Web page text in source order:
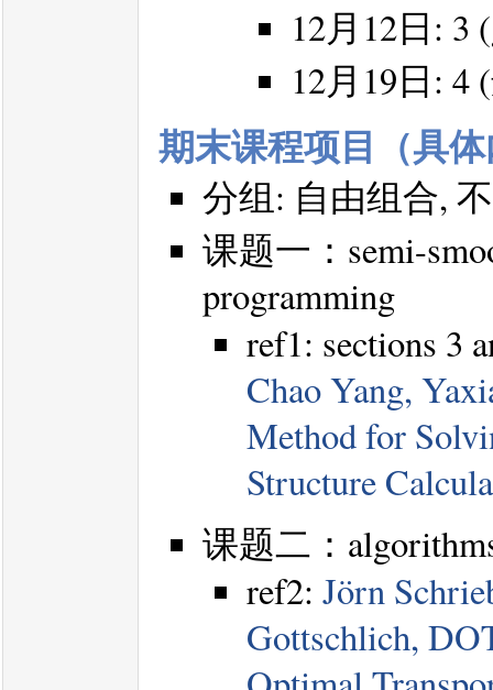
12月12日: 3
12月19日: 4
期末课程项目（具
分组: 自由组合,
课题一：semi-
programming
ref1: sections 3
Chao Yang,
Method for
Structure
课题二：
ref2: Jörn
Gottschlich,